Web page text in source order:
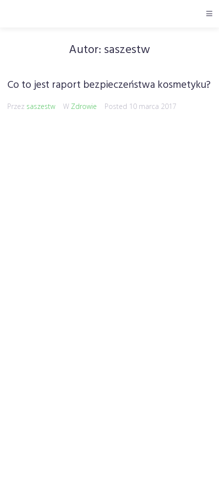
Autor: saszestw
Co to jest raport bezpieczeństwa kosmetyku?
Przez saszestw W Zdrowie Posted 10 marca 2017